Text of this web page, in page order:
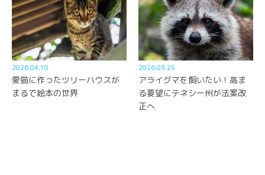
2026.04.10
愛猫に作ったツリーハウスが
まるで絵本の世界
2026.03.25
アライグマを飼いたい！高ま
る要望にテネシー州が法案改
正へ